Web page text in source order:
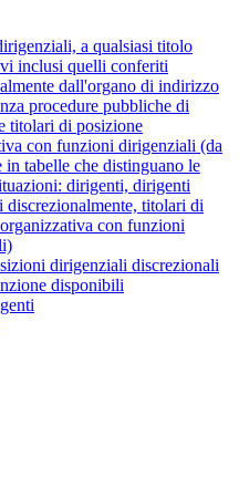
a qualsiasi titolo
inclusi quelli conferiti
dall'organo di indirizzo
procedure pubbliche di
titolari di posizione
con funzioni dirigenziali (da
in tabelle che distinguano le
dirigenti, dirigenti
discrezionalmente, titolari di
con funzioni
dirigenziali discrezionali
disponibili